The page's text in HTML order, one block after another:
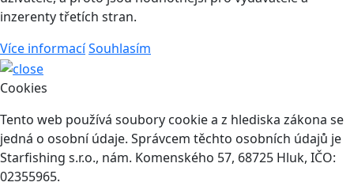
inzerenty třetích stran.
Více informacíSouhlasím
Cookies
Tento web používá soubory cookie a z hlediska zákona se
jedná o osobní údaje. Správcem těchto osobních údajů je
Starfishing s.r.o., nám. Komenského 57, 68725 Hluk, IČO:
02355965.